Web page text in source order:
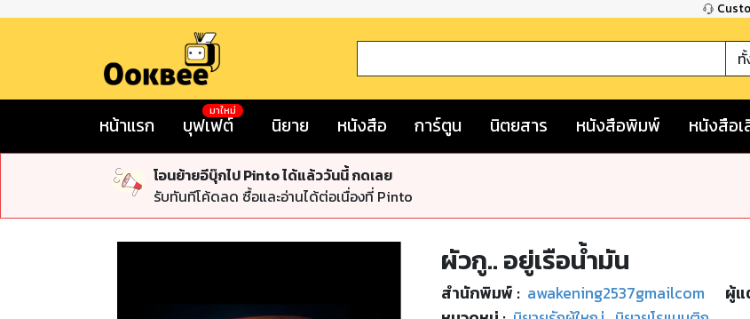
หน้าแรก บุฟเฟต์
มาใหม่
นิยาย หนังสือ การ์ตูน นิตยสาร หนังสือพิมพ์ หนังสือ
โอนย้ายอีบุ๊กไป Pinto ได้แล้ววันนี้ กดเลย
รับทันทีโค้ดลด ซื้อและอ่านได้ต่อเนื่องที่ Pinto
ผัวกู.. อยู่เรือน้ำมัน
สำนักพิมพ์ : awakening2537gmailcom ผู้แ